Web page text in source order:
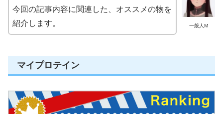
一般人M
今回の記事内容に関連した、オススメの物を
紹介します。
マイプロテイン